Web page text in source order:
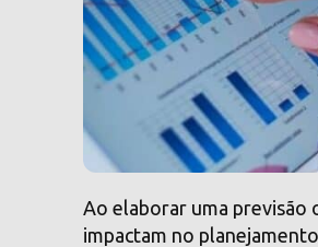
Ao elaborar uma previsão
impactam no